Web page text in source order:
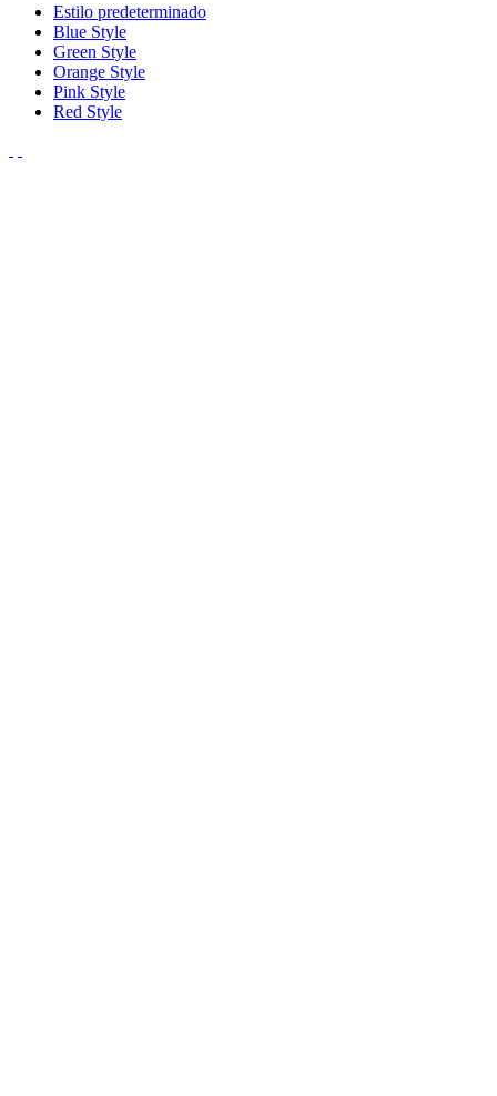
Estilo predeterminado
Blue Style
Green Style
Orange Style
Pink Style
Red Style